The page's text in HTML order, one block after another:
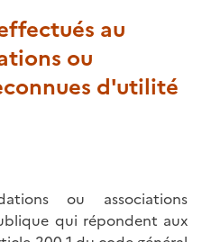
au
ou
d'utilité
ou associations
qui répondent aux